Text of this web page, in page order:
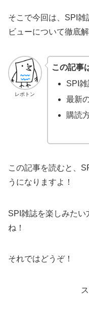
そこで今回は、SPI雑
ビューについて徹底
レポトン
この記事
SPI
最新
購読
この記事を読むと、
うになりますよ！
SPI雑誌を楽しみた
ね！
それではどうぞ！